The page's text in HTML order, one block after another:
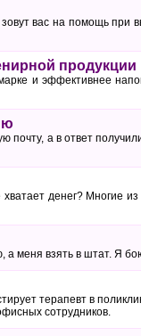
вас на помощь
продукции
и эффективнее
почту, а в ответ
денег? Многие
а меня взять в штат. Я
терапевт в
сотрудников.